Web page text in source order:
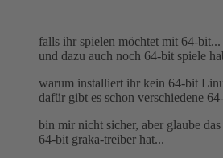
falls ihr spielen möchtet mit 64-bit...
und dazu auch noch 64-bit spiele
warum installiert ihr kein 64-bit
dafür gibt es schon verschiedene
bin mir nicht sicher, aber glaube
64-bit graka-treiber hat...